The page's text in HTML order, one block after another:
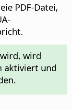
PDF-Datei,
wird
aktiviert und